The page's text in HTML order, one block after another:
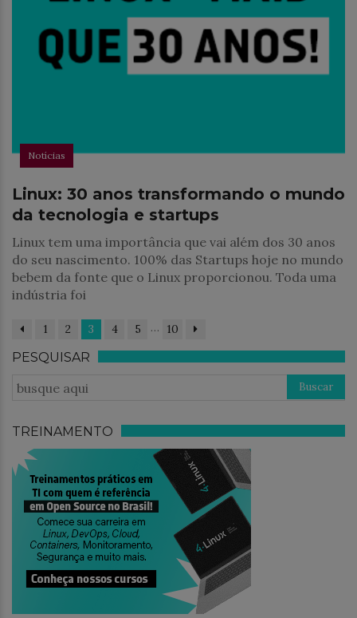
Notícias
Linux: 30 anos transformando o mundo
da tecnologia e startups
Linux tem uma importância que vai além dos 30 anos
do seu nascimento. 100% das Startups hoje no mundo
bebem da fonte que o Linux proporcionou. Toda uma
indústria foi
1 2 3 4 5 … 10
PESQUISAR
TREINAMENTO